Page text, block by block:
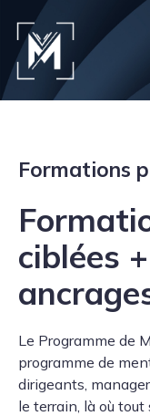
Formations
ciblées
Le Programme de
programme de
dirigeants,
le terrain, là où tout